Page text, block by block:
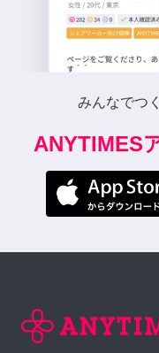
みんなでつ
ANYTIMES